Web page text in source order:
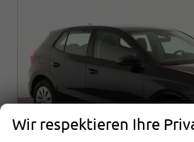
Wir respektieren Ihre